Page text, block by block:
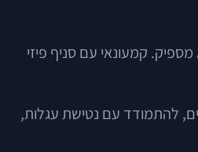
קמעונאי עם סניף פיזי
להתמודד עם נטישת עגלות,